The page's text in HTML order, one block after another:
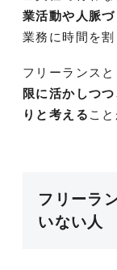
業活動や人脈
業務に時間を割
フリーランスと
限に活かしつ
りと考える こ
フリーラ
いない人